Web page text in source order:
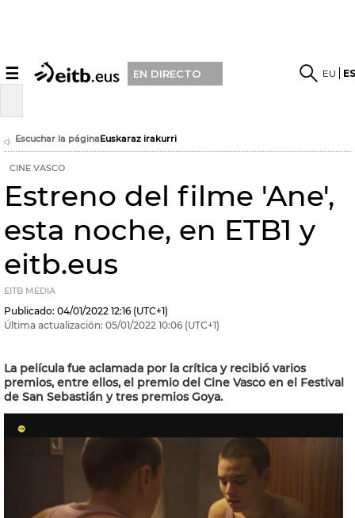
☰ EN DIRECTO EU
Escuchar la páginaEuskaraz irakurri
CINE VASCO
Estreno del filme 'Ane',
esta noche, en ETB1 y
eitb.eus
EITB MEDIA
Publicado: 04/01/2022 12:16 (UTC+1)
Última actualización: 05/01/2022 10:06 (UTC+1)
La película fue aclamada por la crítica y recibió varios
premios, entre ellos, el premio del Cine Vasco en el Festival
de San Sebastián y tres premios Goya.